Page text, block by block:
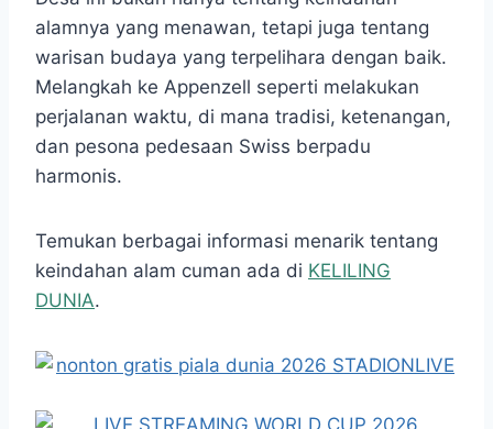
alamnya yang menawan, tetapi juga tentang
warisan budaya yang terpelihara dengan baik.
Melangkah ke Appenzell seperti melakukan
perjalanan waktu, di mana tradisi, ketenangan,
dan pesona pedesaan Swiss berpadu
harmonis.
Temukan berbagai informasi menarik tentang
keindahan alam cuman ada di KELILING
DUNIA.